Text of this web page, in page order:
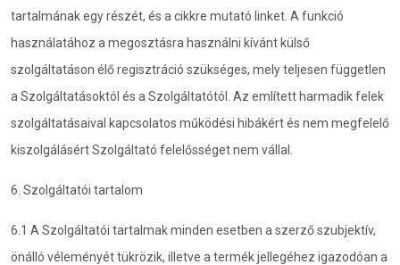
tartalmának egy részét, és a cikkre mutató linket. A funkció
használatához a megosztásra használni kívánt külső
szolgáltatáson élő regisztráció szükséges, mely teljesen független
a Szolgáltatásoktól és a Szolgáltatótól. Az említett harmadik felek
szolgáltatásaival kapcsolatos működési hibákért és nem megfelelő
kiszolgálásért Szolgáltató felelősséget nem vállal.
6. Szolgáltatói tartalom
6.1 A Szolgáltatói tartalmak minden esetben a szerző szubjektív,
önálló véleményét tükrözik, illetve a termék jellegéhez igazodóan a